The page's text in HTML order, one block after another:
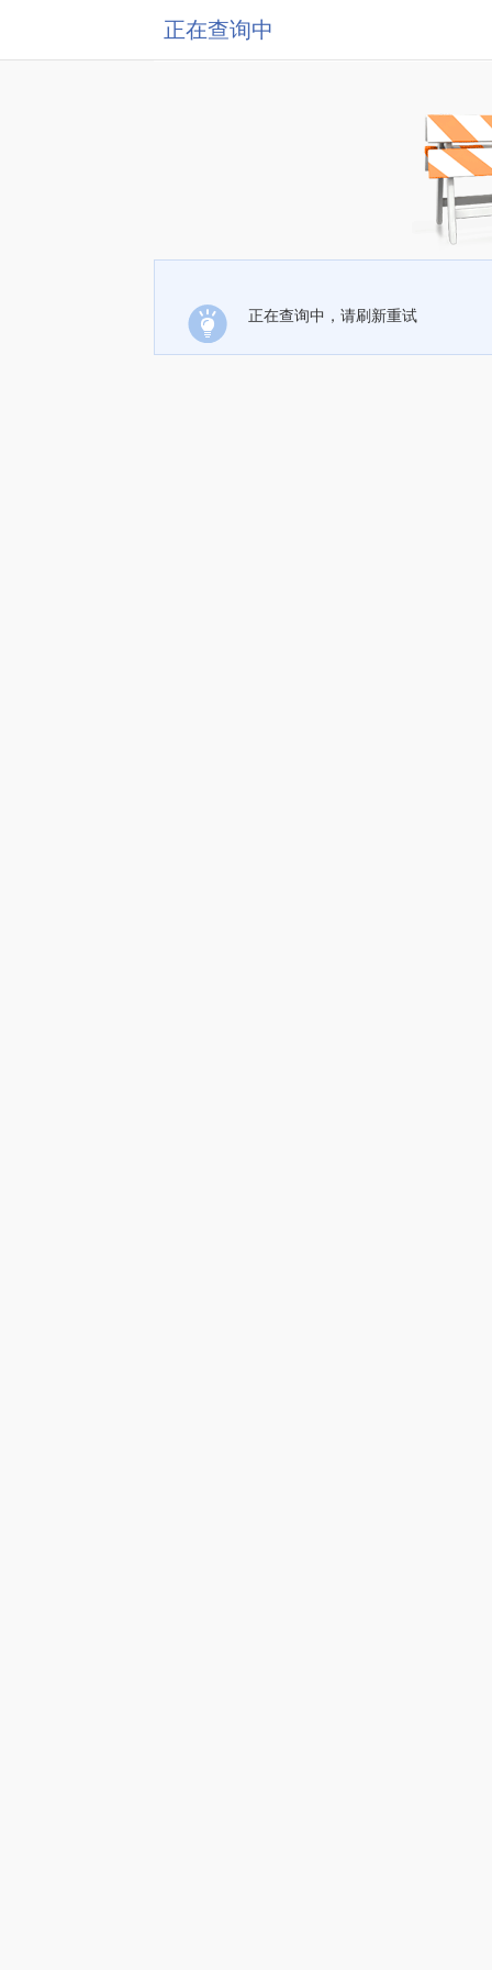
正在查询中
正在查询中，请刷新重试